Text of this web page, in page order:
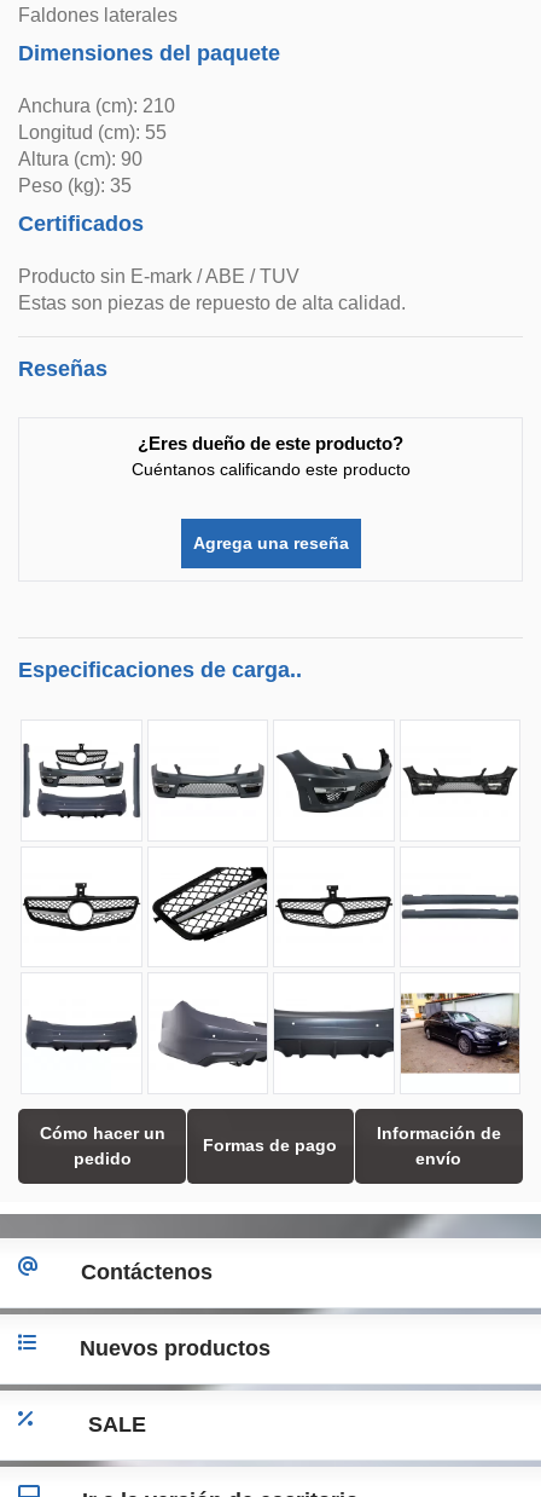
Faldones laterales
Dimensiones del paquete
Anchura (cm): 210
Longitud (cm): 55
Altura (cm): 90
Peso (kg): 35
Certificados
Producto sin E-mark / ABE / TUV
Estas son piezas de repuesto de alta calidad.
Reseñas
¿Eres dueño de este producto?
Cuéntanos calificando este producto
Agrega una reseña
Especificaciones de carga..
Cómo hacer un
pedido
Formas de pago
Información de
envío
Contáctenos
Nuevos productos
SALE